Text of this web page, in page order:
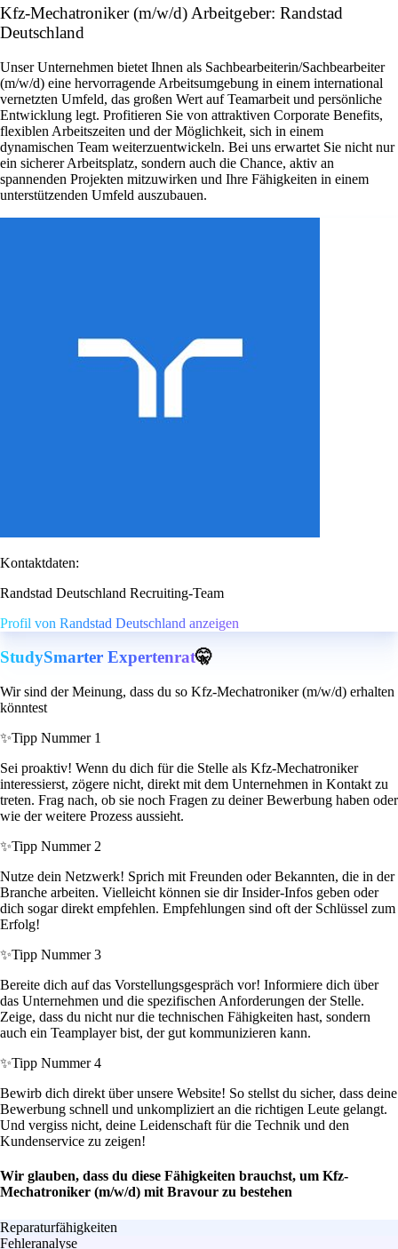
Kfz-Mechatroniker (m/w/d) Arbeitgeber: Randstad
Deutschland
Unser Unternehmen bietet Ihnen als Sachbearbeiterin/Sachbearbeiter
(m/w/d) eine hervorragende Arbeitsumgebung in einem international
vernetzten Umfeld, das großen Wert auf Teamarbeit und persönliche
Entwicklung legt. Profitieren Sie von attraktiven Corporate Benefits,
flexiblen Arbeitszeiten und der Möglichkeit, sich in einem
dynamischen Team weiterzuentwickeln. Bei uns erwartet Sie nicht nur
ein sicherer Arbeitsplatz, sondern auch die Chance, aktiv an
spannenden Projekten mitzuwirken und Ihre Fähigkeiten in einem
unterstützenden Umfeld auszubauen.
Kontaktdaten:
Randstad Deutschland Recruiting-Team
Profil von Randstad Deutschland anzeigen
StudySmarter Expertenrat🤫
Wir sind der Meinung, dass du so Kfz-Mechatroniker (m/w/d) erhalten
könntest
✨Tipp Nummer 1
Sei proaktiv! Wenn du dich für die Stelle als Kfz-Mechatroniker
interessierst, zögere nicht, direkt mit dem Unternehmen in Kontakt zu
treten. Frag nach, ob sie noch Fragen zu deiner Bewerbung haben oder
wie der weitere Prozess aussieht.
✨Tipp Nummer 2
Nutze dein Netzwerk! Sprich mit Freunden oder Bekannten, die in der
Branche arbeiten. Vielleicht können sie dir Insider-Infos geben oder
dich sogar direkt empfehlen. Empfehlungen sind oft der Schlüssel zum
Erfolg!
✨Tipp Nummer 3
Bereite dich auf das Vorstellungsgespräch vor! Informiere dich über
das Unternehmen und die spezifischen Anforderungen der Stelle.
Zeige, dass du nicht nur die technischen Fähigkeiten hast, sondern
auch ein Teamplayer bist, der gut kommunizieren kann.
✨Tipp Nummer 4
Bewirb dich direkt über unsere Website! So stellst du sicher, dass deine
Bewerbung schnell und unkompliziert an die richtigen Leute gelangt.
Und vergiss nicht, deine Leidenschaft für die Technik und den
Kundenservice zu zeigen!
Wir glauben, dass du diese Fähigkeiten brauchst, um Kfz-
Mechatroniker (m/w/d) mit Bravour zu bestehen
Reparaturfähigkeiten
Fehleranalyse